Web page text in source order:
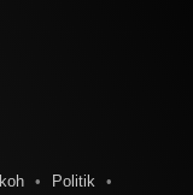
Politik